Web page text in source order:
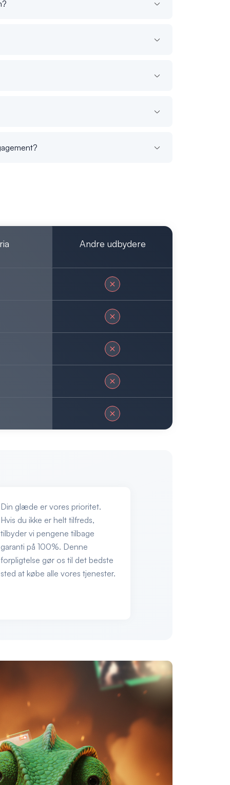
Andre udbydere
Din glæde er vores prioritet.
Hvis du ikke er helt tilfreds,
tilbyder vi pengene tilbage
garanti på 100%. Denne
forpligtelse gør os til det bedste
sted at købe alle vores tjenester.